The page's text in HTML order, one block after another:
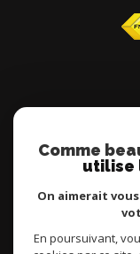
© 2026 | TOUS
NOS HONORAIRES
NOS
Comme
utilise
On aimerait
En poursuivant,